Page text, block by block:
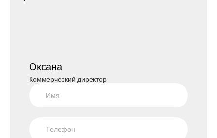
Оксана
Коммерческий директор